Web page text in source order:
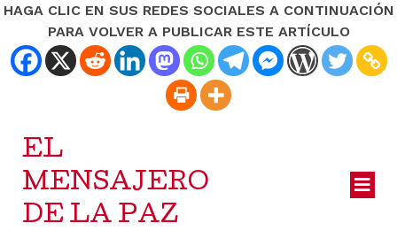
HAGA CLIC EN SUS REDES SOCIALES A CONTINUACIÓN
PARA VOLVER A PUBLICAR ESTE ARTÍCULO
EL
MENSAJERO
DE LA PAZ